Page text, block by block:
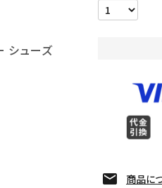
シューズ
商品に